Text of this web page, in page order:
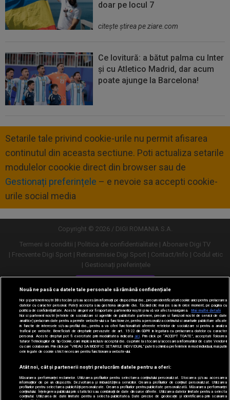
doar pe locul 7
citeşte ştirea pe ziare.com
Ce lovitură: a bătut palma cu Inter
și cu Atletico Madrid, dar acum
poate ajunge la Barcelona!
Setarile tale privind cookie-urile nu permit afisarea
continutul din aceasta sectiune. Poti actualiza setarile
modulelor coookie direct din browser sau de
Gestionați preferințele – e nevoie sa accepti cookie-
urile social media
Copyright © 2026 / DIGI ROMANIA S.A.
Termeni si conditii
Politica de confidentialitate
Abonare Digi TV
Frecvente Digi Sport
Retransmisie Digi Sport Contact/Info
Codul etic
Gestionați preferințele
Versiune desktop
Nouă ne pasă ca datele tale personale să rămână confidențiale
Noi și partenerii noștri30stocăm și/sau accesăm informații pe dispozitivul dvs., precum identificatorii cookie unici pentru prelucrarea
datelor cu caracter personal. Puteți accepta sau gestiona alegerile dvs. făcând clic mai jos sau în orice moment, pe pagina cu
politica de confidențialitate. Aceste alegeri vor fi raportate partenerilor noștri și nu vă vor afecta navigarea.
Mai multe detalii
Noi si partenerii nostri (retelele de socializare si agentiile de publicitate partenere, precum si furnizorii nostri de servicii de date
analitice) prelucram date pentru a permite website-ului sa functioneze, pentru a personaliza continutul si anunturile publicitare afisate
in functie de interesele si/sau profilul dvs., pentru a va oferi functionalitati aferente retelelor de socializare si pentru a analiza
traficul pe website. Beneficiati de drepturile prevazute de art. 15-22 din GDPR in legatura cu prelucrarea datelor cu caracter
personal. Aceste drepturi pot fi exercitate prin modalitatea indicata aici. Prin click pe “ACCEPT TOATE”, acceptati folosirea
tuturor Tehnologiilor de tip Cookie, care implica inclusiv acceptul dvs. cu privire la stocarea/accesarea informatiilor de catre Vendor-ii
cu care colaboram. Prin click pe “VREAU SA MODIFIC SETARILE INDIVIDUAL” puteti schimba preferintele in mod individual, mai putin
cele legate de cookie strict necesare pentru functionarea website-ului.
Atât noi, cât și partenerii noștri prelucrăm datele pentru a oferi:
Măsurarea performanței reclamelor. Utilizarea profilurilor pentru selectarea conținutului personalizat. Stocarea și/sau accesarea
informațiilor de pe un dispozitiv. Dezvoltarea și îmbunătățirea serviciilor. Crearea profilurilor de conținut personalizat. Utilizarea
profilurilor pentru selectarea publicității personalizate. Crearea profilurilor pentru publicitate personalizată. Măsurarea performanței
conținutului. Înțelegerea publicului prin statistici sau combinații de date din surse diferite. Utilizarea datelor limitate pentru a selecta
conținutul. Utilizarea de date limitate pentru a selecta publicitatea. Date precise de geolocație și identificarea prin scanarea